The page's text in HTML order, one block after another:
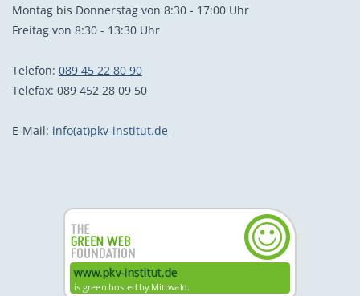
Montag bis Donnerstag von 8:30 - 17:00 Uhr
Freitag von 8:30 - 13:30 Uhr
Telefon: 089 45 22 80 90
Telefax: 089 452 28 09 50
E-Mail: info(at)pkv-institut.de